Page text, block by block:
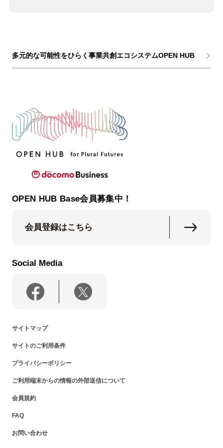
多元的な可能性をひらく事業共創エコシステムOPEN HUB
OPEN HUB Base会員募集中！
会員登録はこちら
Social Media
サイトマップ
サイトのご利用条件
プライバシーポリシー
ご利用端末からの情報の外部送信について
会員規約
FAQ
お問い合わせ